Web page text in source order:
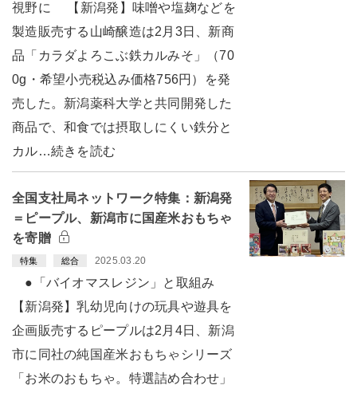
視野に 【新潟発】味噌や塩麹などを
製造販売する山崎醸造は2月3日、新商
品「カラダよろこぶ鉄カルみそ」（70
0g・希望小売税込み価格756円）を発
売した。新潟薬科大学と共同開発した
商品で、和食では摂取しにくい鉄分と
カル…続きを読む
全国支社局ネットワーク特集：新潟発
＝ピープル、新潟市に国産米おもちゃ
を寄贈
特集 総合 2025.03.20
●「バイオマスレジン」と取組み
【新潟発】乳幼児向けの玩具や遊具を
企画販売するピープルは2月4日、新潟
市に同社の純国産米おもちゃシリーズ
「お米のおもちゃ。特選詰め合わせ」